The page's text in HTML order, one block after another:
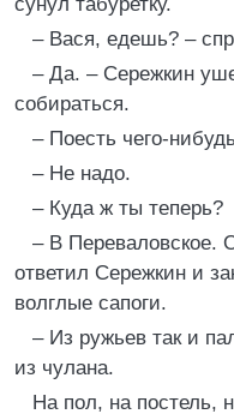
– Вася, едешь? –
– Да. – Сережкин
собираться.
– Поесть чего-
– Не надо.
– Куда ж ты теперь?
– В Переваловское.
ответил Сережкин и
волглые сапоги.
– Из ружьев так и
из чулана.
На пол, на постель,